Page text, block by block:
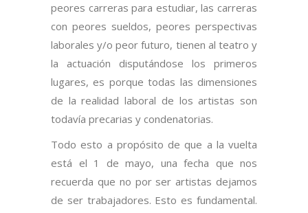
peores carreras para estudiar, las carreras
con peores sueldos, peores perspectivas
laborales y/o peor futuro, tienen al teatro y
la actuación disputándose los primeros
lugares, es porque todas las dimensiones
de la realidad laboral de los artistas son
todavía precarias y condenatorias.
Todo esto a propósito de que a la vuelta
está el 1 de mayo, una fecha que nos
recuerda que no por ser artistas dejamos
de ser trabajadores. Esto es fundamental.